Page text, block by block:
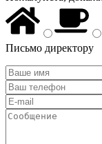
Письмо директору